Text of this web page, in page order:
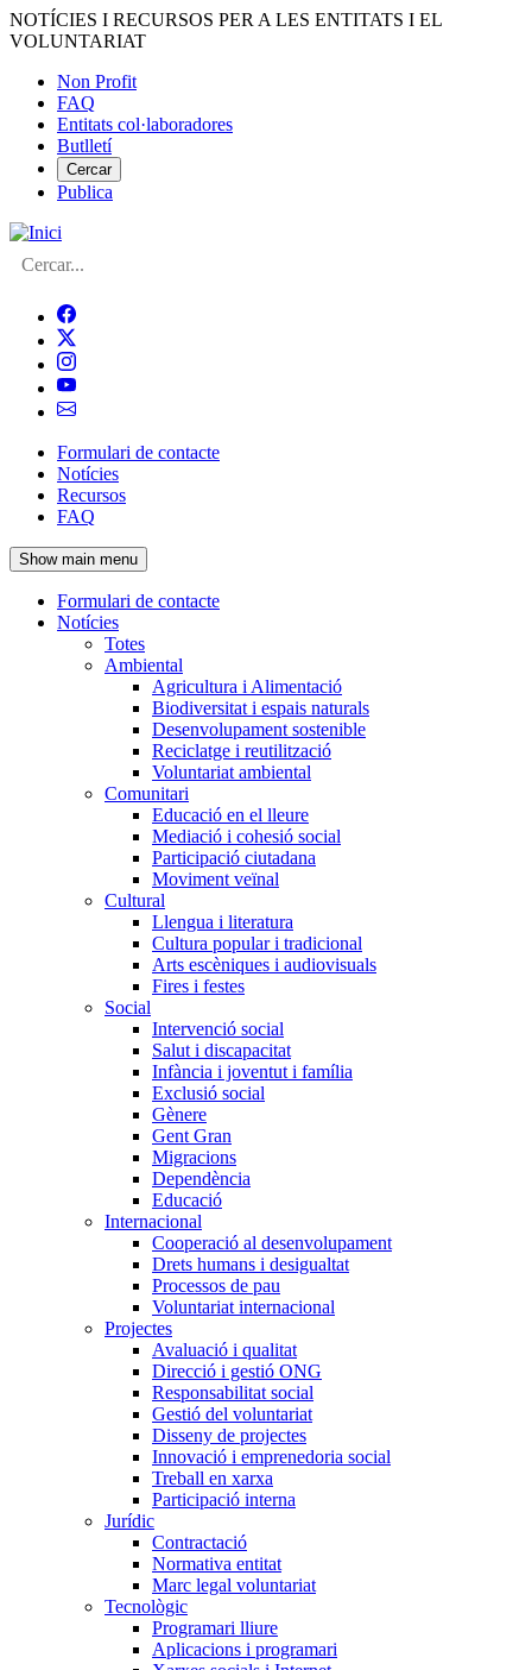
Vés
al
NOTÍCIES I RECURSOS PER A LES ENTITATS I EL
VOLUNTARIAT
Menú
del
compte
d'usuari
Non Profit
FAQ
Entitats col·laboradores
Butlletí
Cercar
Publica
Cerca
Navegació
principal
de
l'encapçalament
Formulari de contacte
Notícies
Recursos
FAQ
Show main menu
Navegació
principal
Formulari de contacte
Notícies
Totes
Ambiental
Agricultura i Alimentació
Biodiversitat i espais naturals
Desenvolupament sostenible
Reciclatge i reutilització
Voluntariat ambiental
Comunitari
Educació en el lleure
Mediació i cohesió social
Participació ciutadana
Moviment veïnal
Cultural
Llengua i literatura
Cultura popular i tradicional
Arts escèniques i audiovisuals
Fires i festes
Social
Intervenció social
Salut i discapacitat
Infància i joventut i família
Exclusió social
Gènere
Gent Gran
Migracions
Dependència
Educació
Internacional
Cooperació al desenvolupament
Drets humans i desigualtat
Processos de pau
Voluntariat internacional
Projectes
Avaluació i qualitat
Direcció i gestió ONG
Responsabilitat social
Gestió del voluntariat
Disseny de projectes
Innovació i emprenedoria social
Treball en xarxa
Participació interna
Jurídic
Contractació
Normativa entitat
Marc legal voluntariat
Tecnològic
Programari lliure
Aplicacions i programari